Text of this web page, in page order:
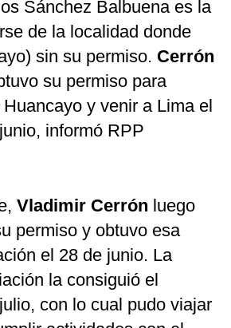
Sánchez Balbuena es la
de la localidad donde
sin su permiso. Cerrón
su permiso para
y venir a Lima el
informó RPP
Vladimir Cerrón luego
permiso y obtuvo esa
el 28 de junio. La
la consiguió el
con lo cual pudo viajar